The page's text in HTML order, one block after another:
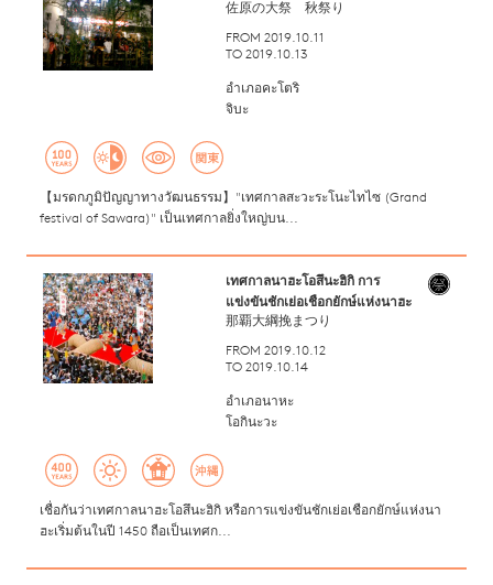
佐原の大祭 秋祭り
FROM 2019.10.11
TO 2019.10.13
อำเภอคะโตริ
จิบะ
【มรดกภูมิปัญญาทางวัฒนธรรม】"เทศกาลสะวะระโนะไทไซ (Grand
festival of Sawara)" เป็นเทศกาลยิ่งใหญ่บน...
เทศกาลนาฮะโอสึนะฮิกิ การ
แข่งขันชักเย่อเชือกยักษ์แห่งนาฮะ
那覇大綱挽まつり
FROM 2019.10.12
TO 2019.10.14
อำเภอนาหะ
โอกินะวะ
เชื่อกันว่าเทศกาลนาฮะโอสึนะฮิกิ หรือการแข่งขันชักเย่อเชือกยักษ์แห่งนา
ฮะเริ่มต้นในปี 1450 ถือเป็นเทศก...